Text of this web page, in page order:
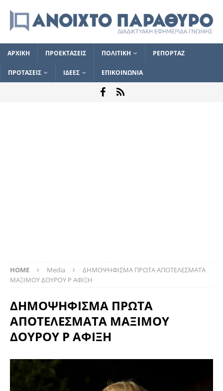
ΑΡΧΙΚΗ ΠΡΟΕΚΤΑΣΕΙΣ ΠΟΛΙΤΙΚΗ ΡΕΠΟΡΤΑΖ
ΠΡΟΤΑΣΕΙΣ ΙΔΕΕΣ ΕΠΙΚΟΙΝΩΝΙΑ
HOME Media
ΔΗΜΟΨΗΦΙΣΜΑ ΠΡΩΤΑ ΑΠΟΤΕΛΕΣΜΑΤΑ
ΜΑΞΙΜΟΥ ΔΟΥΡΟΥ Ρ ΑΦΙΞΗ
ΔΗΜΟΨΗΦΙΣΜΑ ΠΡΩΤΑ
ΑΠΟΤΕΛΕΣΜΑΤΑ ΜΑΞΙΜΟΥ
ΔΟΥΡΟΥ Ρ ΑΦΙΞΗ